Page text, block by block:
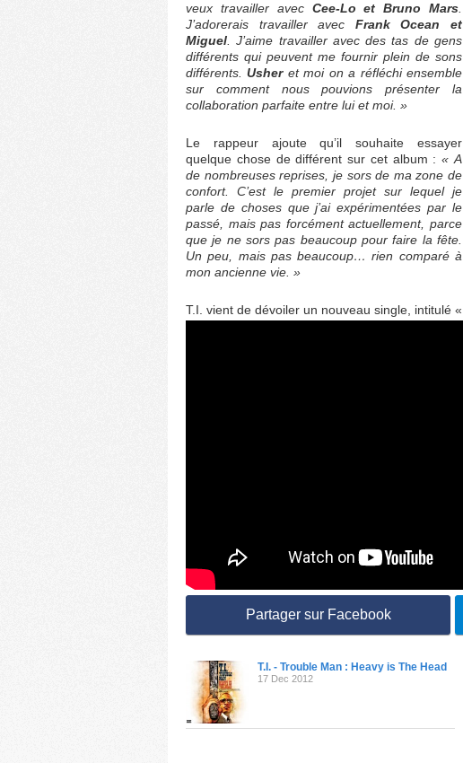
veux travailler avecCee-Lo et Bruno Mars
J’adorerais travailler avec Frank Ocean et
Miguel . J’aime travailler avec des tas de gens
différents qui peuvent me fournir plein de sons
différents. Usheret moi on a réfléchi ensemble
sur comment nous pouvions présenter la
collaboration parfaite entre lui et moi. »
Le rappeur ajoute qu’il souhaite essayer
quelque chose de différent sur cet album : « A
de nombreuses reprises, je sors de ma zone de
confort. C’est le premier projet sur lequel je
parle de choses que j’ai expérimentées par le
passé, mais pas forcément actuellement, parce
que je ne sors pas beaucoup pour faire la fête.
Un peu, mais pas beaucoup… rien comparé à
mon ancienne vie. »
T.I. vient de dévoiler un nouveau single, intitulé «
Partager sur Facebook
T.I. - Trouble Man : Heavy is The Head
17 Dec 2012